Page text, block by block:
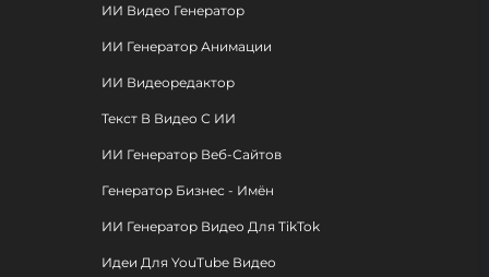
ИИ Видео Генератор
ИИ Генератор Анимации
ИИ Видеоредактор
Текст В Видео С ИИ
ИИ Генератор Веб-Сайтов
Генератор Бизнес - Имён
ИИ Генератор Видео Для TikTok
Идеи Для YouTube Видео